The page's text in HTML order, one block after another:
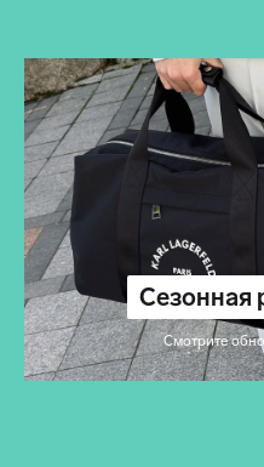
Сезонная
Смотрите